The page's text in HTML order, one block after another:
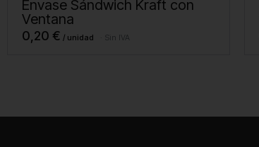
Envase Sándwich Kraft con
Ventana
0,20 € Sin IVA